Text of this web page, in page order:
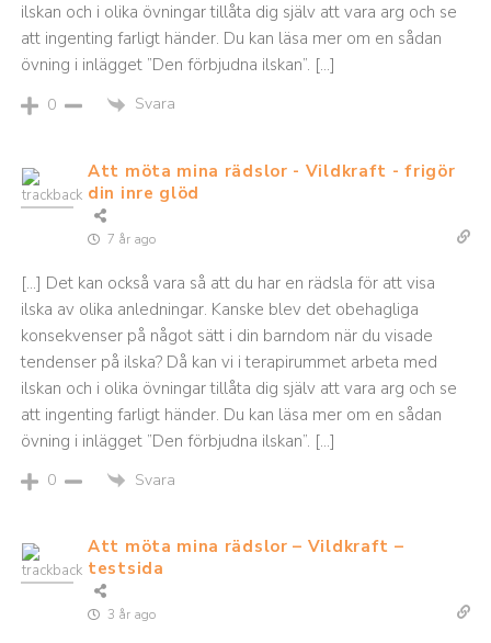
ilskan och i olika övningar tillåta dig själv att vara arg och se
att ingenting farligt händer. Du kan läsa mer om en sådan
övning i inlägget ”Den förbjudna ilskan”. […]
0 Svara
Att möta mina rädslor - Vildkraft - frigör
din inre glöd
7 år ago
[…] Det kan också vara så att du har en rädsla för att visa
ilska av olika anledningar. Kanske blev det obehagliga
konsekvenser på något sätt i din barndom när du visade
tendenser på ilska? Då kan vi i terapirummet arbeta med
ilskan och i olika övningar tillåta dig själv att vara arg och se
att ingenting farligt händer. Du kan läsa mer om en sådan
övning i inlägget ”Den förbjudna ilskan”. […]
0 Svara
Att möta mina rädslor – Vildkraft –
testsida
3 år ago